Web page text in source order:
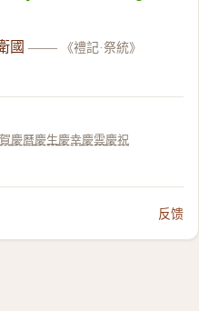
國 —— 《禮記·祭統》
慶曆慶生慶幸慶雲慶祝
反馈